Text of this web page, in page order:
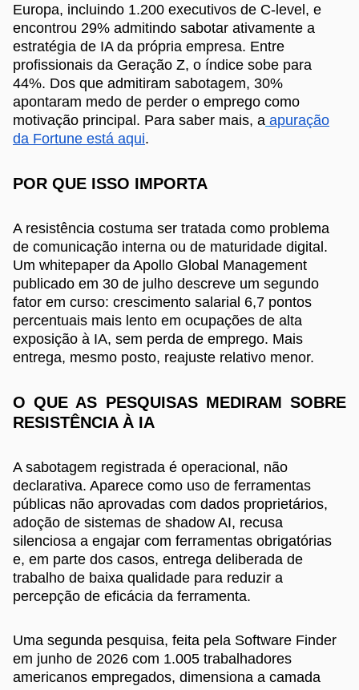
Europa, incluindo 1.200 executivos de C-level, e
encontrou 29% admitindo sabotar ativamente a
estratégia de IA da própria empresa. Entre
profissionais da Geração Z, o índice sobe para
44%. Dos que admitiram sabotagem, 30%
apontaram medo de perder o emprego como
motivação principal. Para saber mais, a apuração
da Fortune está aqui.
POR QUE ISSO IMPORTA
A resistência costuma ser tratada como problema
de comunicação interna ou de maturidade digital.
Um whitepaper da Apollo Global Management
publicado em 30 de julho descreve um segundo
fator em curso: crescimento salarial 6,7 pontos
percentuais mais lento em ocupações de alta
exposição à IA, sem perda de emprego. Mais
entrega, mesmo posto, reajuste relativo menor.
O QUE AS PESQUISAS MEDIRAM SOBRE
RESISTÊNCIA À IA
A sabotagem registrada é operacional, não
declarativa. Aparece como uso de ferramentas
públicas não aprovadas com dados proprietários,
adoção de sistemas de shadow AI, recusa
silenciosa a engajar com ferramentas obrigatórias
e, em parte dos casos, entrega deliberada de
trabalho de baixa qualidade para reduzir a
percepção de eficácia da ferramenta.
Uma segunda pesquisa, feita pela Software Finder
em junho de 2026 com 1.005 trabalhadores
americanos empregados, dimensiona a camada